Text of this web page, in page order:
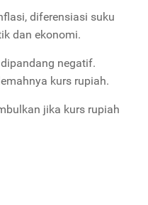
diferensiasi suku
dan ekonomi.
negatif.
kurs rupiah.
jika kurs rupiah